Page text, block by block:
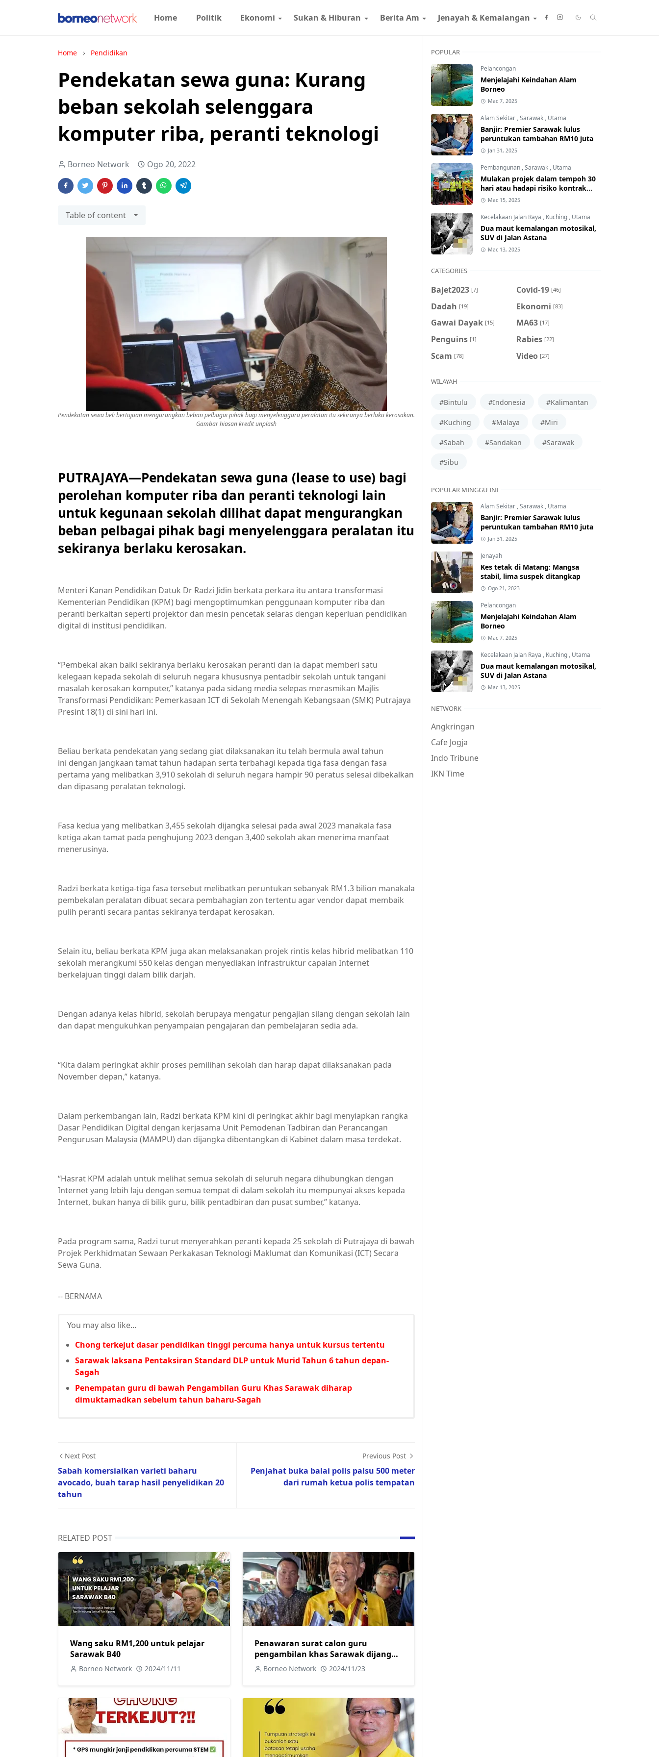
Home Politik Ekonomi Sukan & Hiburan Berita Am Jenayah & Kemalangan
Home Pendidikan
Pendekatan sewa guna: Kurang
beban sekolah selenggara
komputer riba, peranti teknologi
Borneo Network Ogo 20, 2022
Table of content
Pendekatan sewa beli bertujuan mengurangkan beban pelbagai pihak bagi menyelenggara peralatan itu sekiranya berlaku kerosakan.
Gambar hiasan kredit unplash
PUTRAJAYA—Pendekatan sewa guna (lease to use) bagi
perolehan komputer riba dan peranti teknologi lain
untuk kegunaan sekolah dilihat dapat mengurangkan
beban pelbagai pihak bagi menyelenggara peralatan itu
sekiranya berlaku kerosakan.
Menteri Kanan Pendidikan Datuk Dr Radzi Jidin berkata perkara itu antara transformasi
Kementerian Pendidikan (KPM) bagi mengoptimumkan penggunaan komputer riba dan
peranti berkaitan seperti projektor dan mesin pencetak selaras dengan keperluan pendidikan
digital di institusi pendidikan.
“Pembekal akan baiki sekiranya berlaku kerosakan peranti dan ia dapat memberi satu
kelegaan kepada sekolah di seluruh negara khususnya pentadbir sekolah untuk tangani
masalah kerosakan komputer,” katanya pada sidang media selepas merasmikan Majlis
Transformasi Pendidikan: Pemerkasaan ICT di Sekolah Menengah Kebangsaan (SMK) Putrajaya
Presint 18(1) di sini hari ini.
Beliau berkata pendekatan yang sedang giat dilaksanakan itu telah bermula awal tahun
ini dengan jangkaan tamat tahun hadapan serta terbahagi kepada tiga fasa dengan fasa
pertama yang melibatkan 3,910 sekolah di seluruh negara hampir 90 peratus selesai dibekalkan
dan dipasang peralatan teknologi.
Fasa kedua yang melibatkan 3,455 sekolah dijangka selesai pada awal 2023 manakala fasa
ketiga akan tamat pada penghujung 2023 dengan 3,400 sekolah akan menerima manfaat
menerusinya.
Radzi berkata ketiga-tiga fasa tersebut melibatkan peruntukan sebanyak RM1.3 bilion manakala
pembekalan peralatan dibuat secara pembahagian zon tertentu agar vendor dapat membaik
pulih peranti secara pantas sekiranya terdapat kerosakan.
Selain itu, beliau berkata KPM juga akan melaksanakan projek rintis kelas hibrid melibatkan 110
sekolah merangkumi 550 kelas dengan menyediakan infrastruktur capaian Internet
berkelajuan tinggi dalam bilik darjah.
Dengan adanya kelas hibrid, sekolah berupaya mengatur pengajian silang dengan sekolah lain
dan dapat mengukuhkan penyampaian pengajaran dan pembelajaran sedia ada.
“Kita dalam peringkat akhir proses pemilihan sekolah dan harap dapat dilaksanakan pada
November depan,” katanya.
Dalam perkembangan lain, Radzi berkata KPM kini di peringkat akhir bagi menyiapkan rangka
Dasar Pendidikan Digital dengan kerjasama Unit Pemodenan Tadbiran dan Perancangan
Pengurusan Malaysia (MAMPU) dan dijangka dibentangkan di Kabinet dalam masa terdekat.
“Hasrat KPM adalah untuk melihat semua sekolah di seluruh negara dihubungkan dengan
Internet yang lebih laju dengan semua tempat di dalam sekolah itu mempunyai akses kepada
Internet, bukan hanya di bilik guru, bilik pentadbiran dan pusat sumber,” katanya.
Pada program sama, Radzi turut menyerahkan peranti kepada 25 sekolah di Putrajaya di bawah
Projek Perkhidmatan Sewaan Perkakasan Teknologi Maklumat dan Komunikasi (ICT) Secara
Sewa Guna.
-- BERNAMA
You may also like...
Chong terkejut dasar pendidikan tinggi percuma hanya untuk kursus tertentu
Sarawak laksana Pentaksiran Standard DLP untuk Murid Tahun 6 tahun depan-
Sagah
Penempatan guru di bawah Pengambilan Guru Khas Sarawak diharap
dimuktamadkan sebelum tahun baharu-Sagah
Next Post
Sabah komersialkan varieti baharu
avocado, buah tarap hasil penyelidikan 20
tahun
Previous Post
Penjahat buka balai polis palsu 500 meter
dari rumah ketua polis tempatan
RELATED POST
Wang saku RM1,200 untuk pelajar
Sarawak B40
Borneo Network 2024/11/11
Penawaran surat calon guru
pengambilan khas Sarawak dijangka
selesai sebelum hujung tahun ini-
Sagah
Borneo Network 2024/11/23
POPULAR
Pelancongan
Menjelajahi Keindahan Alam
Borneo
Mac 7, 2025
Alam Sekitar ,Sarawak , Utama
Banjir: Premier Sarawak lulus
peruntukan tambahan RM10 juta
Jan 31, 2025
Pembangunan ,Sarawak , Utama
Mulakan projek dalam tempoh 30
hari atau hadapi risiko kontrak
ditamatkan
Mac 15, 2025
Kecelakaan Jalan Raya , Kuching , Utama
Dua maut kemalangan motosikal,
SUV di Jalan Astana
Mac 13, 2025
CATEGORIES
Bajet2023 [7] Covid-19 [46]
Dadah [19] Ekonomi [83]
Gawai Dayak [15] MA63 [17]
Penguins [1] Rabies [22]
Scam [78] Video [27]
WILAYAH
#Bintulu #Indonesia #Kalimantan
#Kuching #Malaya #Miri
#Sabah #Sandakan #Sarawak
#Sibu
POPULAR MINGGU INI
Alam Sekitar ,Sarawak , Utama
Banjir: Premier Sarawak lulus
peruntukan tambahan RM10 juta
Jan 31, 2025
Jenayah
Kes tetak di Matang: Mangsa
stabil, lima suspek ditangkap
Ogo 21, 2023
Pelancongan
Menjelajahi Keindahan Alam
Borneo
Mac 7, 2025
Kecelakaan Jalan Raya , Kuching , Utama
Dua maut kemalangan motosikal,
SUV di Jalan Astana
Mac 13, 2025
NETWORK
Angkringan
Cafe Jogja
Indo Tribune
IKN Time